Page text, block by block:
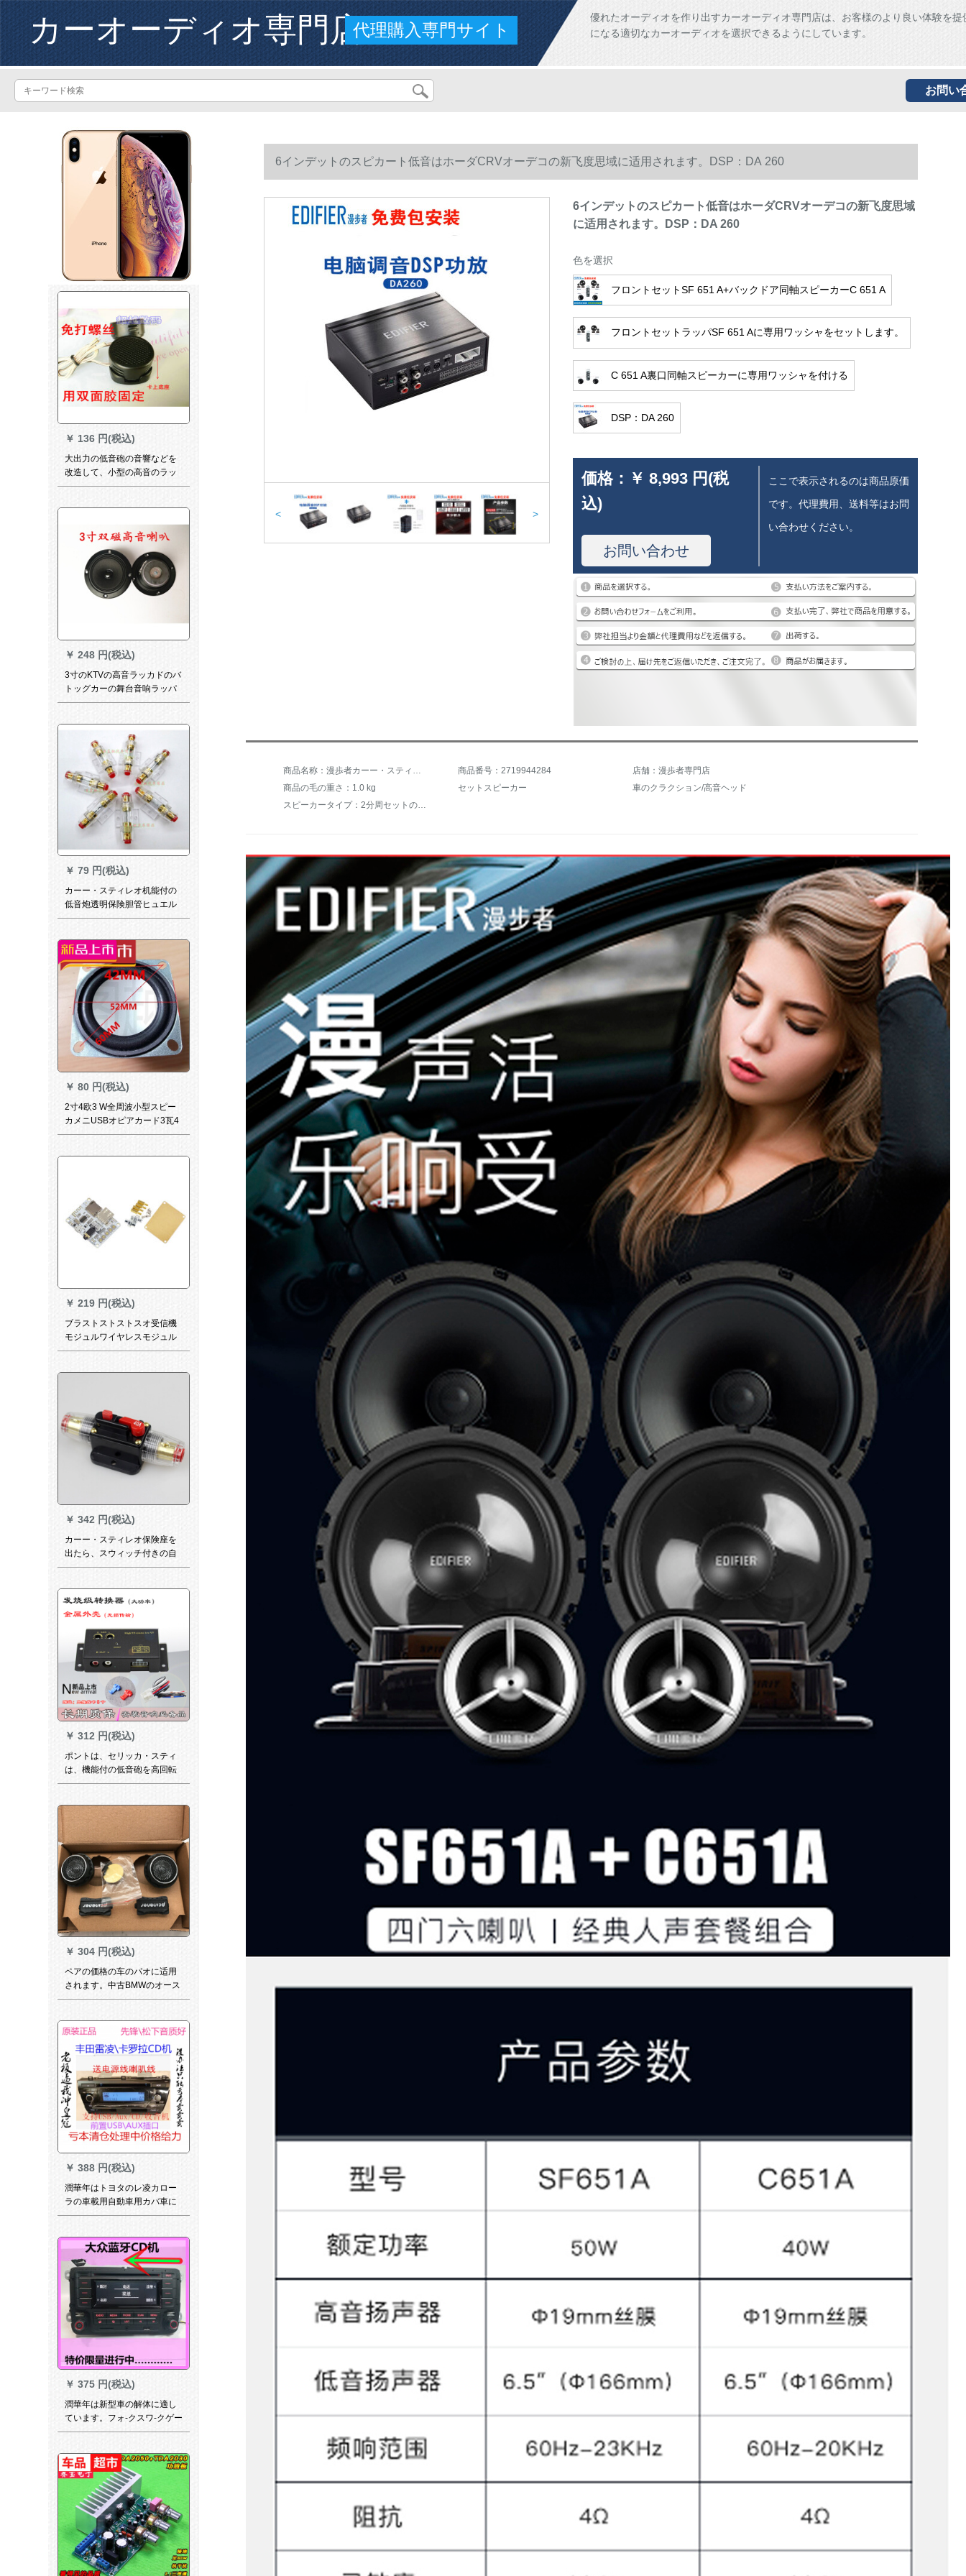
カーオーディオ専門店代理購入専門サイト
優れたオーディオを作り出すカーオーディオ専門店は、お客様のより良い体験を提
になる適切なカーオーディオを選択できるようにしています。
お問い
￥ 136 円(税込)
大出力の低音砲の音響などを
改造して、小型の高音のラッ
パを改造して熱を出す。家庭
￥ 248 円(税込)
3寸のKTVの高音ラッカドのバ
トッグカーの舞台音响ラッパ
の家族影响DIY
￥ 79 円(税込)
カーー・スティレオ机能付の
低音炮透明保険胆管ヒュエル
30 A 60 A 100 Aオプシー内蔵
￥ 80 円(税込)
2寸4欧3 W全周波小型スピー
カメニUSBオピアカード3瓦4
欧3 W重低音オタクラカノン
￥ 219 円(税込)
ブラストストストスオ受信機
モジュルワイヤレスモジュル
ールの不可逆車載スピカはブ
￥ 342 円(税込)
カーー・スティレオ保険座を
出たら、スウィッチ付きの自
动保険チ・ブズにヒるーパワ
￥ 312 円(税込)
ポントは、セリッカ・スティ
は、機能付の低音砲を高回転
低オーディ信号バードに変化
ック金属変換器（配線カード8
￥ 304 円(税込)
ペアの価格の车のパオに适用
されます。中古BMWのオース
トリアディオ車載用の高音頭
音ヘッド砲のSN 5771の高音
￥ 388 円(税込)
潤華年はトヨタのレ凌カロー
ラの車載用自動車用カバ車に
適用されます。家庭用ラジオ
￥ 375 円(税込)
潤華年は新型車の解体に適し
ています。フォ-クスワ-クゲー
ム・ゴルフ7凌渡CD机関车の
改造家庭用本体
6インデットのスピカート低音はホーダCRVオーデコの新飞度思域に适用されます。DSP：DA 260
< >
6インデットのスピカート低音はホーダCRVオーデコの新飞度思域
に适用されます。DSP：DA 260
色を選択
フロントセットSF 651 A+バックドア同軸スピーカーC 651 A
フロントセットラッパSF 651 Aに専用ワッシャをセットします。
C 651 A裏口同軸スピーカーに専用ワッシャを付ける
DSP：DA 260
価格： ￥ 8,993 円(税
込)
お問い合わせ
ここで表示されるのは商品原価
です。代理費用、送料等はお問
い合わせください。
商品名称：漫歩者カーー・スティレオ改ぞう6.5インチ。6インチセットのラッパ低音はホンダCRVオデッセイの新飛度思域の威光を適用します。DSP：DA 260 商品番号：2719944284
店舗：漫歩者専門店
商品の毛の重さ：1.0 kg
セットスピーカー
車のクラクション/高音ヘッド
スピーカータイプ：2分周セットのスピーカー